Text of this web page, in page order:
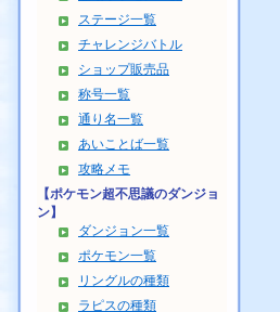
ステージ一覧
チャレンジバトル
ショップ販売品
称号一覧
通り名一覧
あいことば一覧
攻略メモ
【ポケモン超不思議のダンジョ
ン】
ダンジョン一覧
ポケモン一覧
リングルの種類
ラピスの種類